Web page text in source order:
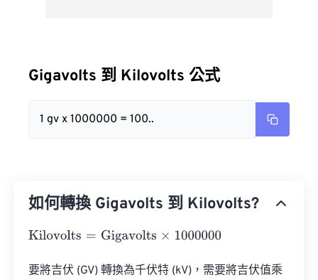
Gigavolts 到 Kilovolts 公式
1 gv x 1000000 = 100..
如何轉換 Gigavolts 到 Kilovolts?
Kilovolts=Gigavolts×1000000
要將吉伏 (GV) 轉換為千伏特 (kV)，需要將吉伏值乘